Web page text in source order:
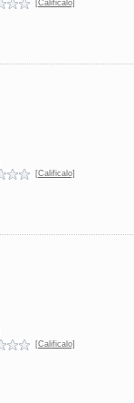
[Calificalo]
[Calificalo]
[Calificalo]